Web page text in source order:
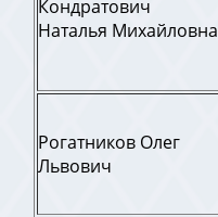
Кондратович
Наталья Михайловна
Рогатников Олег
Львович